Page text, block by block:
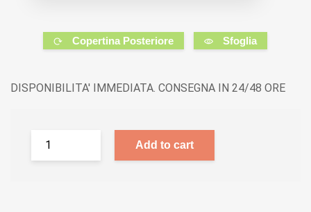
Copertina Posteriore Sfoglia
DISPONIBILITA' IMMEDIATA. CONSEGNA IN 24/48 ORE
Add to cart